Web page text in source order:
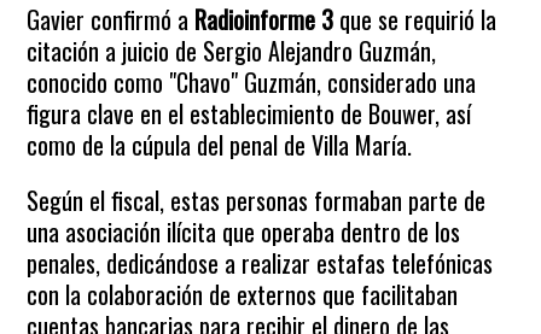
Gavier confirmó a Radioinforme 3 que se requirió la
citación a juicio de Sergio Alejandro Guzmán,
conocido como "Chavo" Guzmán, considerado una
figura clave en el establecimiento de Bouwer, así
como de la cúpula del penal de Villa María.
Según el fiscal, estas personas formaban parte de
una asociación ilícita que operaba dentro de los
penales, dedicándose a realizar estafas telefónicas
con la colaboración de externos que facilitaban
cuentas bancarias para recibir el dinero de las